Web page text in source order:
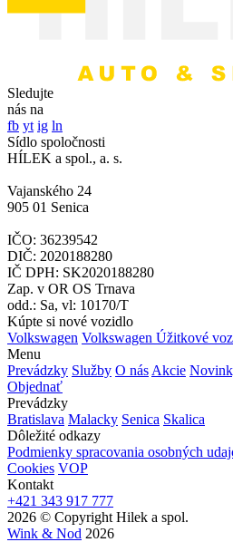
Sledujte
nás na
fb yt ig ln
Sídlo spoločnosti
HÍLEK a spol., a. s.
Vajanského 24
905 01 Senica
IČO: 36239542
DIČ: 2020188280
IČ DPH: SK2020188280
Zap. v OR OS Trnava
odd.: Sa, vl: 10170/T
Kúpte si nové vozidlo
Volkswagen Volkswagen Úžitkové
Menu
Prevádzky Služby O nás Akcie
Objednať
Prevádzky
Bratislava Malacky Senica Skalica
Dôležité odkazy
Podmienky spracovania osobných
Cookies VOP
Kontakt
+421 343 917 777
2026 © Copyright Hilek a spol.
Wink & Nod 2026